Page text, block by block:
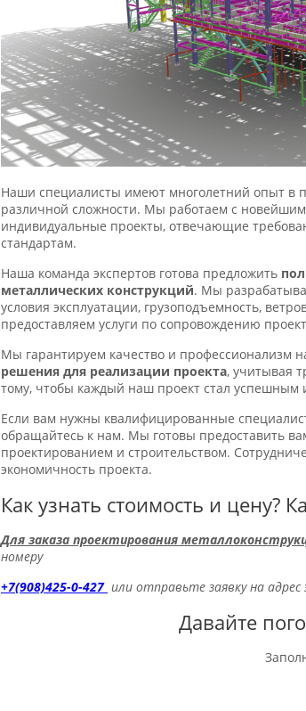
Наши специалисты имеют многолетний опыт в
различной сложности. Мы работаем с
индивидуальные проекты, отвечающие
стандартам.
Наша команда экспертов готова предложить
металлических конструкций. Мы
условия эксплуатации, грузоподъемность,
предоставляем услуги по сопровождению
Мы гарантируем качество и профессионализм
решения для реализации проекта, учитывая
тому, чтобы каждый наш проект стал успешным
Если вам нужны квалифицированные
обращайтесь к нам. Мы готовы предоставить
проектированием и строительством.
экономичность проекта.
Как узнать стоимость и цену?
Для заказа проектирования
номеру
+7(908)425-0-427 или отправьте заявку на
Давайте